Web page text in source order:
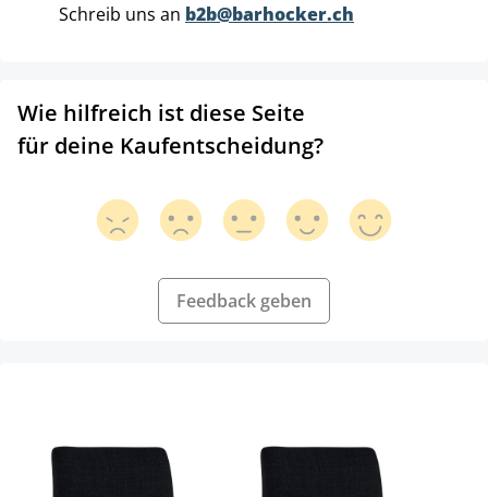
Schreib uns an b2b@barhocker.ch
Wie hilfreich ist diese Seite
für deine Kaufentscheidung?
Feedback geben